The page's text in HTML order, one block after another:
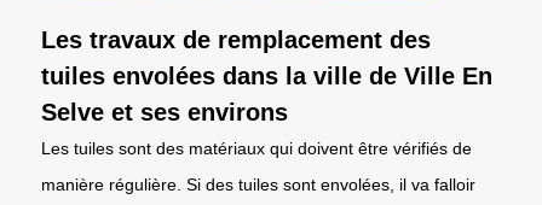
Les travaux de remplacement des
tuiles envolées dans la ville de Ville En
Selve et ses environs
Les tuiles sont des matériaux qui doivent être vérifiés de
manière régulière. Si des tuiles sont envolées, il va falloir